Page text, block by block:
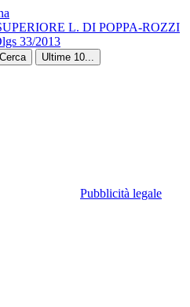
L. DI POPPA-ROZZI
33/2013
Cerca Ultime 10...
Pubblicità legale